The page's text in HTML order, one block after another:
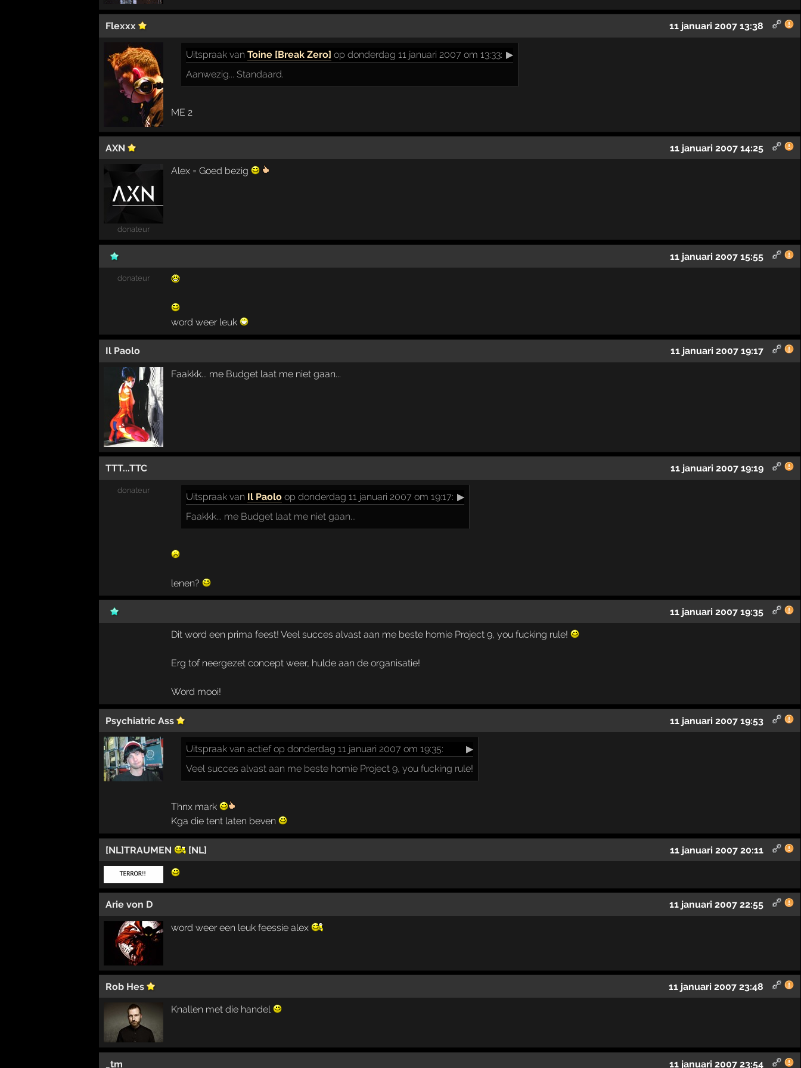
Flexxx 11 januari 2007 13:38
Uitspraakvan Toine [Break Zero] op donderdag 11 januari 2007 om 13:33: ▶
Aanwezig... Standaard.
ME 2
AXN 11 januari 2007 14:25
donateur
Alex = Goed bezig
11 januari 2007 15:55
donateur
word weer leuk
Il Paolo 11 januari 2007 19:17
Faakkk... me Budget laat me niet gaan...
TTT...TTC 11 januari 2007 19:19
donateur
Uitspraakvan Il Paoloop donderdag 11 januari 2007 om 19:17: ▶
Faakkk... me Budget laat me niet gaan...
lenen?
11 januari 2007 19:35
Dit word een prima feest! Veel succes alvast aan me beste homie Project 9, you fucking rule!
Erg tof neergezet concept weer, hulde aan de organisatie!
Word mooi!
Psychiatric Ass 11 januari 2007 19:53
Uitspraakvan actief op donderdag 11 januari 2007 om 19:35:
▶
Veel succes alvast aan me beste homie Project 9, you fucking rule!
Thnx mark
Kga die tent laten beven
[NL]TRAUMEN [NL] 11 januari 2007 20:11
Arie von D 11 januari 2007 22:55
word weer een leuk feessie alex
Rob Hes 11 januari 2007 23:48
Knallen met die handel
_tm 11 januari 2007 23:54